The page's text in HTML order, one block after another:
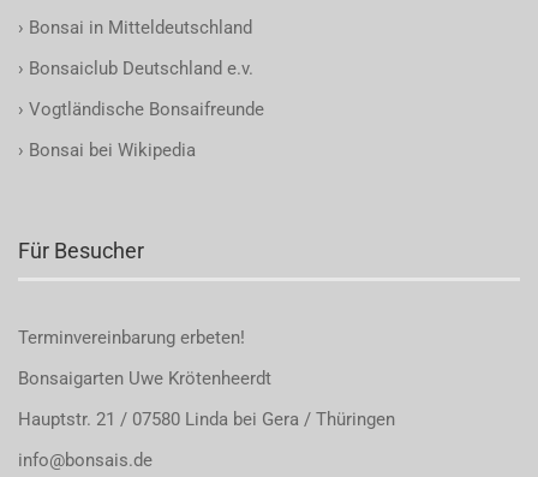
› Bonsai in Mitteldeutschland
› Bonsaiclub Deutschland e.v.
› Vogtländische Bonsaifreunde
› Bonsai bei Wikipedia
Für Besucher
Terminvereinbarung erbeten!
Bonsaigarten Uwe Krötenheerdt
Hauptstr. 21 / 07580 Linda bei Gera / Thüringen
info@bonsais.de